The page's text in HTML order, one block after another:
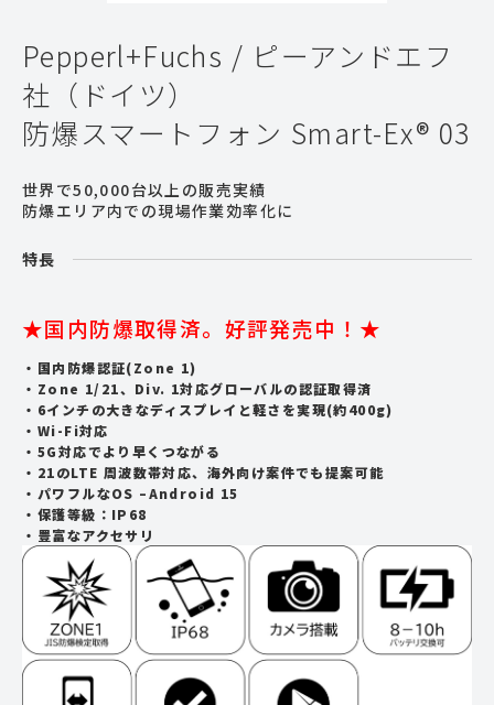
Pepperl+Fuchs / ピーアンドエフ
社（ドイツ）
防爆スマートフォン Smart-Ex® 03
世界で50,000台以上の販売実績
防爆エリア内での現場作業効率化に
特長
★国内防爆取得済。好評発売中！★
国内防爆認証(Zone 1)
Zone 1/21、Div. 1対応グローバルの認証取得済
6インチの大きなディスプレイと軽さを実現(約400g)
Wi-Fi対応
5G対応でより早くつながる
21のLTE 周波数帯対応、海外向け案件でも提案可能
パワフルなOS –Android 15
保護等級：IP68
豊富なアクセサリ